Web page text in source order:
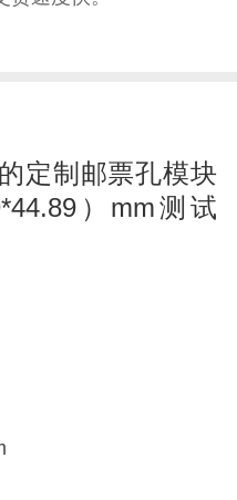
定制邮票孔模块
）mm测试